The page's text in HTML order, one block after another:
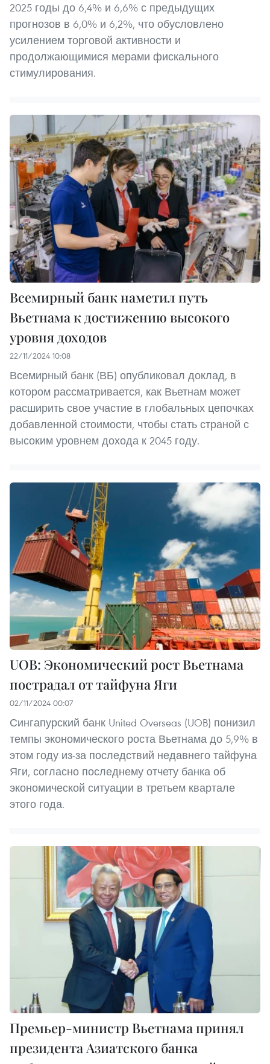
2025 годы до 6,4% и 6,6% с предыдущих
прогнозов в 6,0% и 6,2%, что обусловлено
усилением торговой активности и
продолжающимися мерами фискального
стимулирования.
Всемирный банк наметил путь
Вьетнама к достижению высокого
уровня доходов
22/11/2024 10:08
Всемирный банк (ВБ) опубликовал доклад, в
котором рассматривается, как Вьетнам может
расширить свое участие в глобальных цепочках
добавленной стоимости, чтобы стать страной с
высоким уровнем дохода к 2045 году.
UOB: Экономический рост Вьетнама
пострадал от тайфуна Яги
02/11/2024 00:07
Сингапурский банк United Overseas (UOB) понизил
темпы экономического роста Вьетнама до 5,9% в
этом году из-за последствий недавнего тайфуна
Яги, согласно последнему отчету банка об
экономической ситуации в третьем квартале
этого года.
Премьер-министр Вьетнама принял
президента Азиатского банка